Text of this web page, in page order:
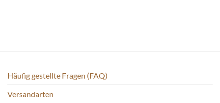
Produktseite
werden
Häufig gestellte Fragen (FAQ)
Versandarten